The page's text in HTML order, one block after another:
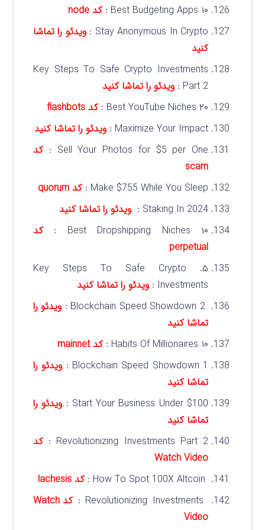
۱۰ Best Budgeting Apps :
کد node
Stay Anonymous In Crypto :
ویدئو را تماشا
کنید
Key Steps To Safe Crypto Investments
Part 2 : ویدئو را تماشا کنید
۲۰ Best YouTube Niches :
کد flashbots
Maximize Your Impact : ویدئو را تماشا کنید
Sell Your Photos for $5 per One :
کد
scam
Make $755 While You Sleep : کد quorum
Staking In 2024 :
ویدئو را تماشا کنید
۱۰ Best Dropshipping Niches :
کد
perpetual
۵. Key Steps To Safe Crypto
Investments :
ویدئو را تماشا کنید
Blockchain Speed Showdown 2 :
ویدئو را
تماشا کنید
۱۰ Habits Of Millionaires :
کد mainnet
Blockchain Speed Showdown 1 :
ویدئو را
تماشا کنید
Start Your Business Under $100 :
ویدئو را
تماشا کنید
Revolutionizing Investments Part 2 :
کد
Watch Video
کد lachesis
کد Watch
Video